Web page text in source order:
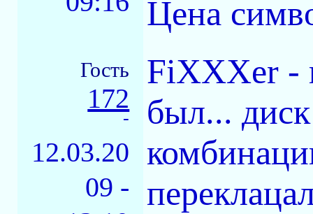
Цена
Гость
172
-
12.03.20
09 -
FiXXXer -
был...